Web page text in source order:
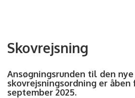
Skovrejsning
Ansøgningsrunden til den nye
skovrejsningsordning er åben
september 2025.